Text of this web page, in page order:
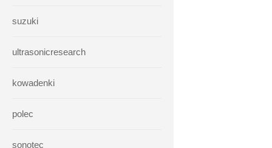
suzuki
ultrasonicresearch
kowadenki
polec
sonotec